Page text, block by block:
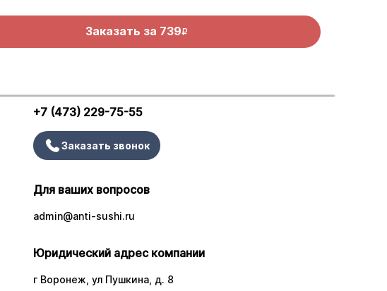
Заказать за 739R
+7 (473) 229-75-55
Заказать звонок
Для ваших вопросов
admin@anti-sushi.ru
Юридический адрес компании
г Воронеж, ул Пушкина, д. 8